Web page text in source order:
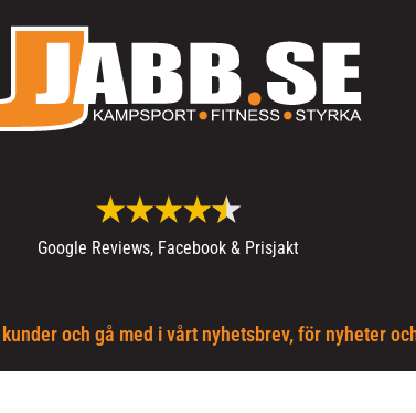
Google Reviews, Facebook & Prisjakt
och gå med i vårt nyhetsbrev, för nyheter